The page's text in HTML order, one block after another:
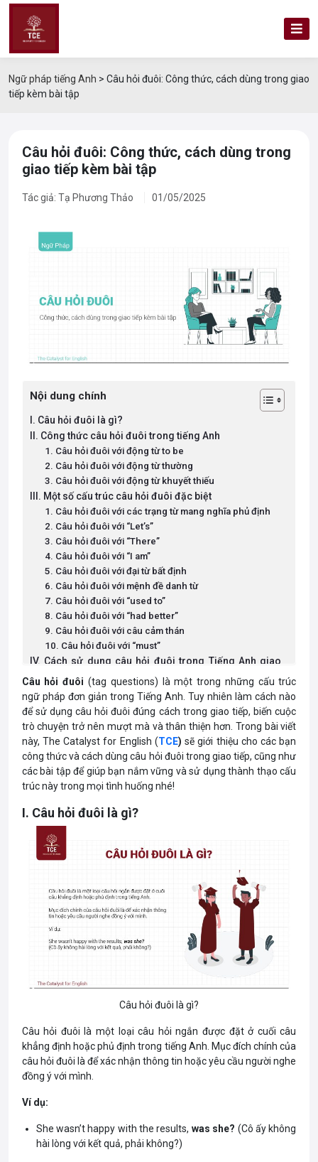
Ngữ pháp tiếng Anh > Câu hỏi đuôi: Công thức, cách dùng trong giao
tiếp kèm bài tập
Câu hỏi đuôi: Công thức, cách dùng trong
giao tiếp kèm bài tập
Tác giả: Tạ Phương Thảo 01/05/2025
Nội dung chính
I. Câu hỏi đuôi là gì?
II. Công thức câu hỏi đuôi trong tiếng Anh
1. Câu hỏi đuôi với động từ to be
2. Câu hỏi đuôi với động từ thường
3. Câu hỏi đuôi với động từ khuyết thiếu
III. Một số cấu trúc câu hỏi đuôi đặc biệt
1. Câu hỏi đuôi với các trạng từ mang nghĩa phủ định
2. Câu hỏi đuôi với “Let’s”
3. Câu hỏi đuôi với “There”
4. Câu hỏi đuôi với “I am”
5. Câu hỏi đuôi với đại từ bất định
6. Câu hỏi đuôi với mệnh đề danh từ
7. Câu hỏi đuôi với “used to”
8. Câu hỏi đuôi với “had better”
9. Câu hỏi đuôi với câu cảm thán
10. Câu hỏi đuôi với “must”
IV. Cách sử dụng câu hỏi đuôi trong Tiếng Anh giao
tiếp
1. Để xác nhận thông tin
2. Để tạo cuộc trò chuyện
3. Để thể hiện thái độ
V. Bài tập về câu hỏi đuôi (kèm đáp án)
1. Bài tập
2. Đáp án
Câu hỏi đuôi (tag questions) là một trong những cấu trúc
ngữ pháp đơn giản trong Tiếng Anh. Tuy nhiên làm cách nào
để sử dụng câu hỏi đuôi đúng cách trong giao tiếp, biến cuộc
trò chuyện trở nên mượt mà và thân thiện hơn. Trong bài viết
này, The Catalyst for English (TCE) sẽ giới thiệu cho các bạn
công thức và cách dùng câu hỏi đuôi trong giao tiếp, cũng như
các bài tập để giúp bạn nắm vững và sử dụng thành thạo cấu
trúc này trong mọi tình huống nhé!
I. Câu hỏi đuôi là gì?
Câu hỏi đuôi là gì?
Câu hỏi đuôi là một loại câu hỏi ngắn được đặt ở cuối câu
khẳng định hoặc phủ định trong tiếng Anh. Mục đích chính của
câu hỏi đuôi là để xác nhận thông tin hoặc yêu cầu người nghe
đồng ý với mình.
Ví dụ:
She wasn’t happy with the results, was she? (Cô ấy không
hài lòng với kết quả, phải không?)